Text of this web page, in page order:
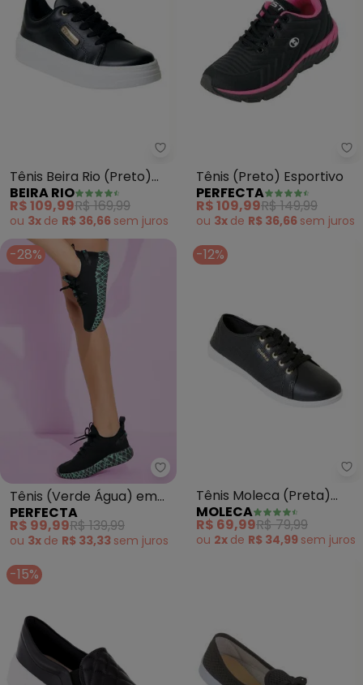
Beira Rio - Tênis Beira Rio
Tênis Beira Rio (Preto)
em Sintético
BEIRA RIO
R$ 109,99R$ 169,99
ou 3x de R$ 36,66 sem juros
Tênis (Preto) Esportivo
PERFECTA
R$ 109,99R$ 149,99
ou 3x de R$ 36,66 sem juros
-28%
Perfecta - Tênis (Verde Água)
Tênis (Verde Água) em
Tecido
PERFECTA
R$ 99,99R$ 139,99
ou 3x de R$ 33,33 sem juros
-12%
Tênis Moleca (Preta)
com Detalhe Dourado
MOLECA
R$ 69,99R$ 79,99
ou 2x de R$ 34,99 sem juros
-15%